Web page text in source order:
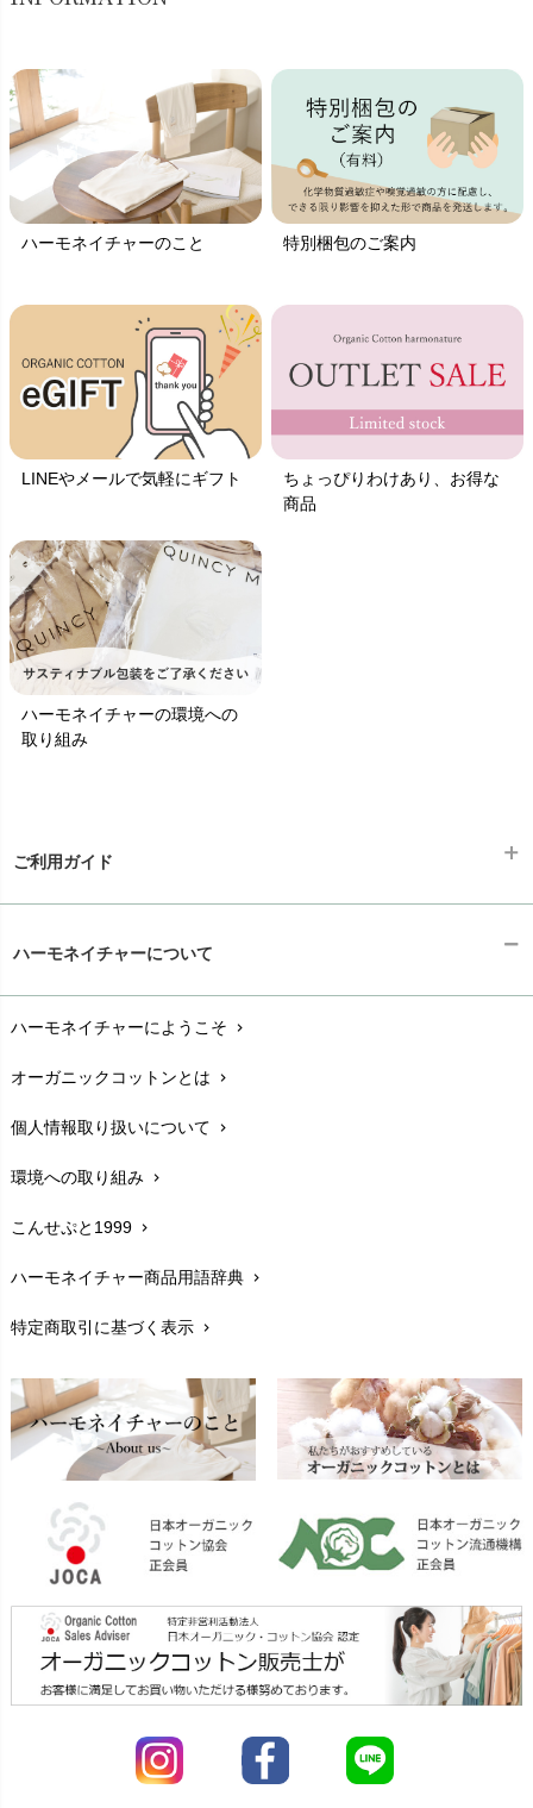
ハーモネイチャーのこと 特別梱包のご案内
LINEやメールで気軽にギフト
ちょっぴりわけあり、お得な
商品
ハーモネイチャーの環境への
取り組み
ご利用ガイド
配送と送料chevron_right
在庫状況と発送予定chevron_right
サイズ・寸法chevron_right
生地・素材chevron_right
お手入れについて
レビューを書こうchevron_right
返品交換chevron_right
FAXでのご注文
お問い合わせchevron_right
ハーモネイチャーについて
ハーモネイチャーにようこそ chevron_right
オーガニックコットンとは chevron_right
個人情報取り扱いについて chevron_right
環境への取り組み chevron_right
こんせぷと1999 chevron_right
ハーモネイチャー商品用語辞典 chevron_right
特定商取引に基づく表示 chevron_right